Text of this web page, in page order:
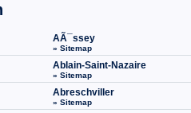
AÃ¯ssey
» Sitemap
Ablain-Saint-Nazaire
» Sitemap
Abreschviller
» Sitemap